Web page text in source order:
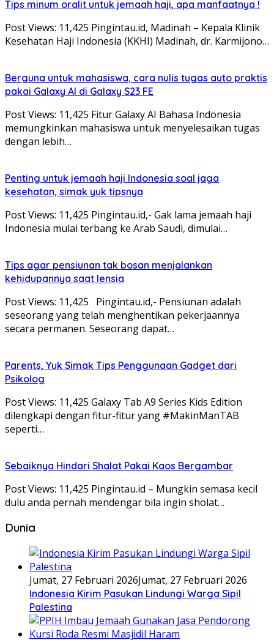
Tips minum oralit untuk jemaah haji, apa manfaatnya !
Post Views: 11,425 Pingintau.id, Madinah – Kepala Klinik
Kesehatan Haji Indonesia (KKHI) Madinah, dr. Karmijono…
Berguna untuk mahasiswa, cara nulis tugas auto praktis
pakai Galaxy AI di Galaxy S23 FE
Post Views: 11,425 Fitur Galaxy AI Bahasa Indonesia
memungkinkan mahasiswa untuk menyelesaikan tugas
dengan lebih…
Penting untuk jemaah haji Indonesia soal jaga
kesehatan, simak yuk tipsnya
Post Views: 11,425 Pingintau.id,- Gak lama jemaah haji
Indonesia mulai terbang ke Arab Saudi, dimulai…
Tips agar pensiunan tak bosan menjalankan
kehidupannya saat lensia
Post Views: 11,425 Pingintau.id,- Pensiunan adalah
seseorang yang telah menghentikan pekerjaannya
secara permanen. Seseorang dapat…
Parents, Yuk Simak Tips Penggunaan Gadget dari
Psikolog
Post Views: 11,425 Galaxy Tab A9 Series Kids Edition
dilengkapi dengan fitur-fitur yang #MakinManTAB
seperti…
Sebaiknya Hindari Shalat Pakai Kaos Bergambar
Post Views: 11,425 Pingintau.id – Mungkin semasa kecil
dulu anda pernah mendengar bila ingin sholat…
Dunia
Jumat, 27 Februari 2026Jumat, 27 Februari 2026
Indonesia Kirim Pasukan Lindungi Warga Sipil
Palestina